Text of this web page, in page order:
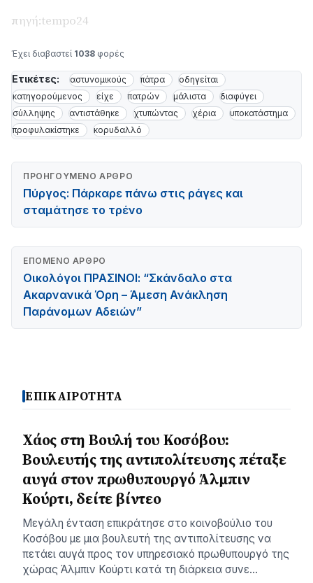
πηγή:tempo24
Έχει διαβαστεί 1038 φορές
Ετικέτες: αστυνομικούς πάτρα
οδηγείται
κατηγορούμενος
είχε πατρών μάλιστα
διαφύγει
σύλληψης
αντιστάθηκε χτυπώντας χέρια
υποκατάστημα
προφυλακίστηκε
κορυδαλλό
ΠΡΟΗΓΟΎΜΕΝΟ ΆΡΘΡΟ
Πύργος: Πάρκαρε πάνω στις ράγες και
σταμάτησε το τρένο
ΕΠΌΜΕΝΟ ΆΡΘΡΟ
Οικολόγοι ΠΡΑΣΙΝΟΙ: “Σκάνδαλο στα
Ακαρνανικά Όρη – Άμεση Ανάκληση
Παράνομων Αδειών”
ΕΠΙΚΑΙΡΟΤΗΤΑ
Χάος στη Βουλή του Κοσόβου:
Βουλευτής της αντιπολίτευσης πέταξε
αυγά στον πρωθυπουργό Άλμπιν
Κούρτι, δείτε βίντεο
Μεγάλη ένταση επικράτησε στο κοινοβούλιο του
Κοσόβου με μια βουλευτή της αντιπολίτευσης να
πετάει αυγά προς τον υπηρεσιακό πρωθυπουργό της
χώρας Άλμπιν Κούρτι κατά τη διάρκεια συνε…